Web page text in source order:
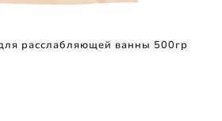
расслабляющей ванны 500гр